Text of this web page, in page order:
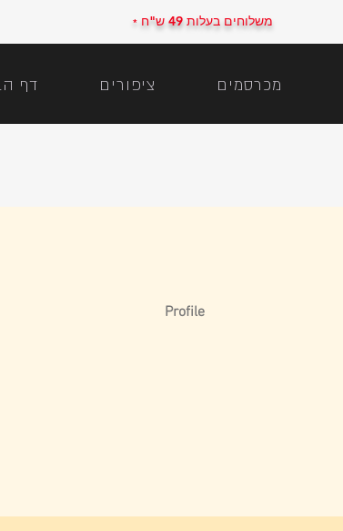
* משלוחים בעלות 49 ש"ח
דף ציפורים מכרסמים
Profile